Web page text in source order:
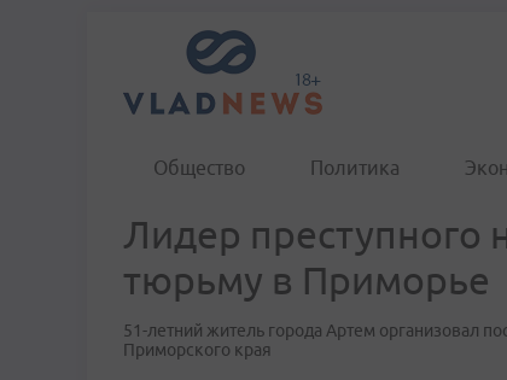
Общество Политика
Лидер преступного
тюрьму в Приморье
51-летний житель города Артем организовал
Приморского края